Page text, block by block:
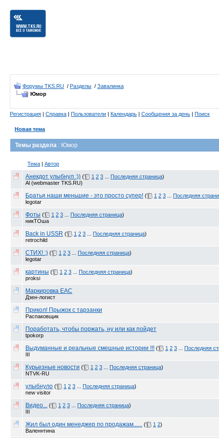
Форумы TKS.RU / Разделы / Завалинка
Юмор
Регистрация | Справка | Пользователи | Календарь | Сообщения за день | Поиск
Новая тема
Темы раздела : Юмор
Тема | Автор
Анекдот улыбнул :)) ( 1 2 3 Последняя страница)
Al (webmaster TKS.RU)
Братья наши меньшие - это просто супер! ( 1 2 3 Последняя
legotar
Фоты ( 1 2 3 Последняя страница)
никТОша
Back in USSR ( 1 2 3 Последняя страница)
retrochild
СТИХ! :) ( 1 2 3 Последняя страница)
legotar
картины ( 1 2 3 Последняя страница)
proksi
Маркировка EAC
Дзен-логист
Прикол! Прыжок с тарзанки
Распаковщик
Поработать, чтобы поржать, ну или как пойдет
tpokorp
Выдуманные и реальные смешные истории !!! ( 1 2 3 Последняя
III
Курьезные новости ( 1 2 3 Последняя страница)
NTVK-RU
улыбнуло ( 1 2 3 Последняя страница)
new visitor
Видео... ( 1 2 3 Последняя страница)
III
Жил был один менеджер по продажам...... ( 1 2)
Валеннтина